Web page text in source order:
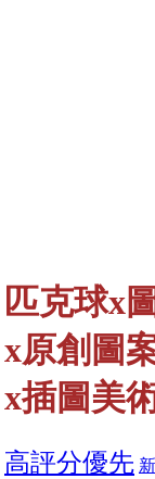
匹克球x
x原創圖
x插圖美
高評分優先